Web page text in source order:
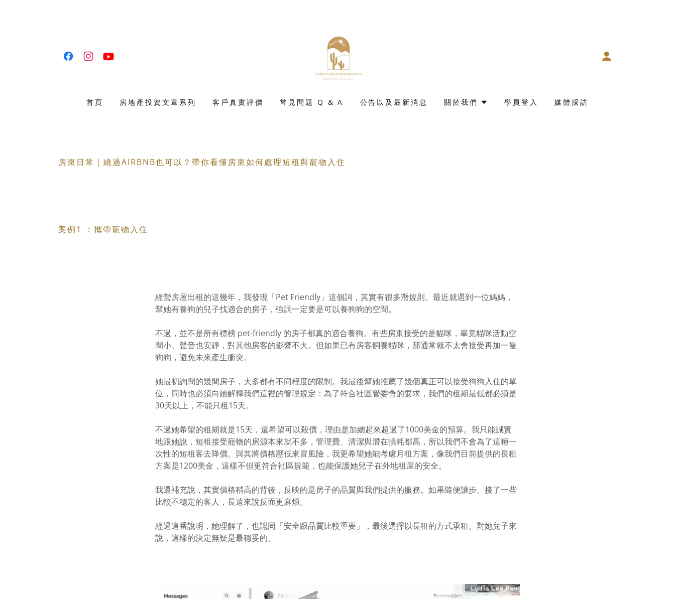
首頁 房地產投資文章系列 客戶真實評價 常見問題 Q & A 公告以及最新消息 關於我們 學員登入 媒體採訪
房東日常｜繞過AIRBNB也可以？帶你看懂房東如何處理短租與寵物入住
案例1 ：攜帶寵物入住
經營房屋出租的這幾年，我發現「Pet Friendly」這個詞，其實有很多潛規則。最近就遇到一位媽媽，
幫她有養狗的兒子找適合的房子，強調一定要是可以養狗狗的空間。
不過，並不是所有標榜 pet-friendly 的房子都真的適合養狗。有些房東接受的是貓咪，畢竟貓咪活動空
間小、聲音也安靜，對其他房客的影響不大。但如果已有房客飼養貓咪，那通常就不太會接受再加一隻
狗狗，避免未來產生衝突。
她最初詢問的幾間房子，大多都有不同程度的限制。我最後幫她推薦了幾個真正可以接受狗狗入住的單
位，同時也必須向她解釋我們這裡的管理規定：為了符合社區管委會的要求，我們的租期最低都必須是
30天以上，不能只租15天。
不過她希望的租期就是15天，還希望可以殺價，理由是加總起來超過了1000美金的預算。我只能誠實
地跟她說，短租接受寵物的房源本來就不多，管理費、清潔與潛在損耗都高，所以我們不會為了這種一
次性的短租客去降價。與其將價格壓低來冒風險，我更希望她能考慮月租方案，像我們目前提供的長租
方案是1200美金，這樣不但更符合社區規範，也能保護她兒子在外地租屋的安全。
我還補充說，其實價格稍高的背後，反映的是房子的品質與我們提供的服務。如果隨便讓步、接了一些
比較不穩定的客人，長遠來說反而更麻煩。
經過這番說明，她理解了，也認同「安全跟品質比較重要」，最後選擇以長租的方式承租。對她兒子來
說，這樣的決定無疑是最穩妥的。